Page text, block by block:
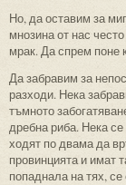
Но, да оставим за
мнозина от нас
мрак. Да спрем поне
Да забравим за
разходи. Нека
тъмното
дребна риба. Нека
ходят по двама да
провинцията и имат
попаднала на тях,